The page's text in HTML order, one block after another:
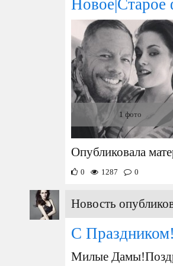
Новое|Старое
1 фото
Опубликовала
0 1287 0
Новость
С Праздником!
Милые